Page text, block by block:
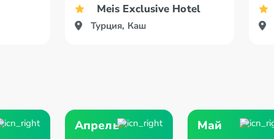
Meis Exclusive Hotel
Турция, Каш
Апрель Май